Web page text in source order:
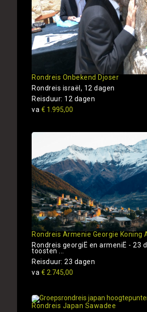
Rondreis Onbekend Djoser
Rondreis israël, 12 dagen
Reisduur: 12 dagen
va € 1.995,00
Rondreis Armenie Georgie Koning
Rondreis georgiË en armeniË - 23
toosten ...
Reisduur: 23 dagen
va € 2.745,00
Rondreis Japan Sawadee